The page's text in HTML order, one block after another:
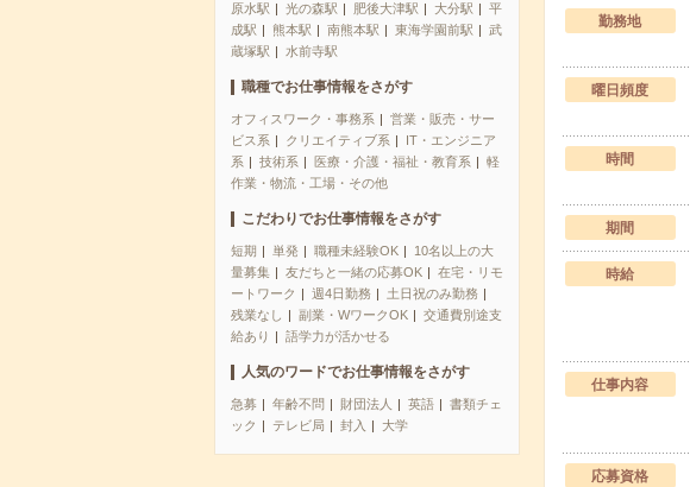
原水駅 光の森駅 肥後大津駅 大分駅
平
成駅
熊本駅 南熊本駅 東海学園前駅
武
蔵塚駅
水前寺駅
職種でお仕事情報をさがす
オフィスワーク・事務系
営業・販売・サー
ビス系
クリエイティブ系
IT・エンジニア
系
技術系 医療・介護・福祉・教育系
軽
作業・物流・工場・その他
こだわりでお仕事情報をさがす
短期 単発 職種未経験OK
10名以上の大
量募集
友だちと一緒の応募OK
在宅・リモ
ートワーク
週4日勤務
土日祝のみ勤務
残業なし
副業・WワークOK
交通費別途支
給あり
語学力が活かせる
人気のワードでお仕事情報をさがす
急募 年齢不問 財団法人 英語
書類チェ
ック
テレビ局 封入 大学
勤務地
曜日頻度
時間
期間
時給
仕事内容
応募資格